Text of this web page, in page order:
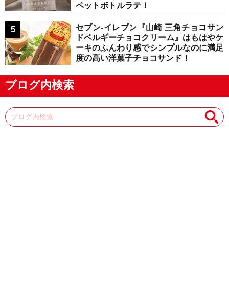
ペットボトルラテ！
セブン-イレブン『山崎 三角チョコサン
ドベルギーチョコクリーム』はもはやケ
ーキのふんわり感でシンプルなのに満足
度の高い洋菓子チョコサンド！
ブログ内検索